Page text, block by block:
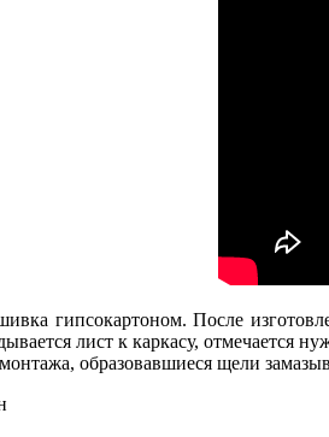
гипсокартоном. После
лист к каркасу, отмечается
образовавшиеся щели